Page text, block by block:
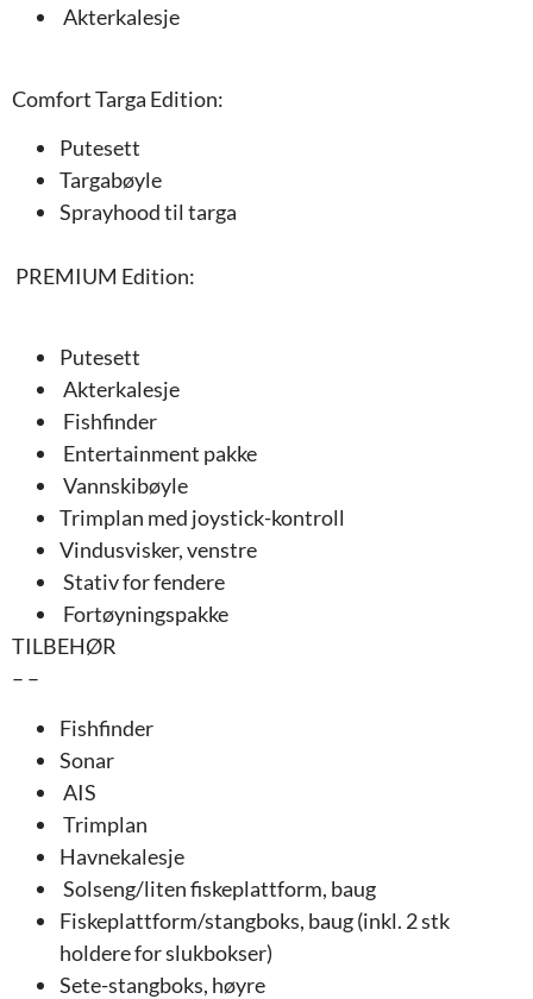
Akterkalesje
Comfort Targa Edition:
Putesett
Targabøyle
Sprayhood til targa
PREMIUM Edition:
Putesett
Akterkalesje
Fishfinder
Entertainment pakke
Vannskibøyle
Trimplan med joystick-kontroll
Vindusvisker, venstre
Stativ for fendere
Fortøyningspakke
TILBEHØR
– –
Fishfinder
Sonar
AIS
Trimplan
Havnekalesje
Solseng/liten fiskeplattform, baug
Fiskeplattform/stangboks, baug (inkl. 2 stk
holdere for slukbokser)
Sete-stangboks, høyre